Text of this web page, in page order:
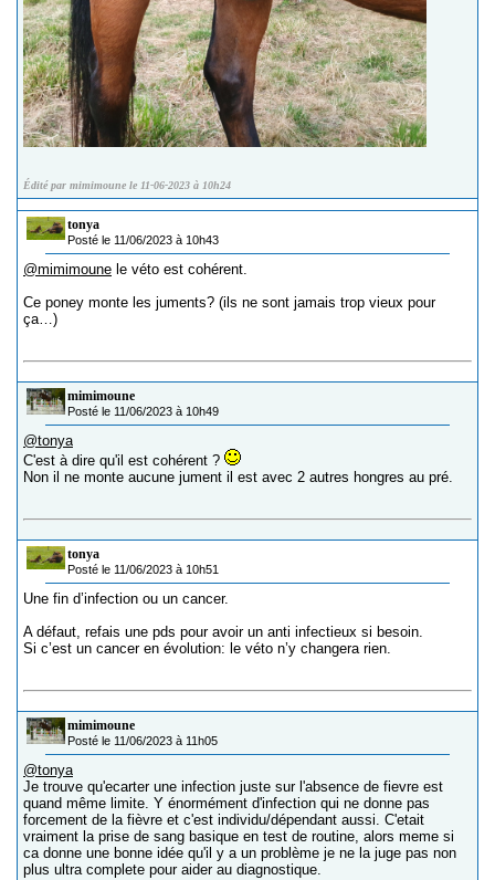
Édité par mimimoune le 11-06-2023 à 10h24
tonya
Posté le 11/06/2023 à 10h43
@mimimoune le véto est cohérent.
Ce poney monte les juments? (ils ne sont jamais trop vieux pour
ça…)
mimimoune
Posté le 11/06/2023 à 10h49
@tonya
C'est à dire qu'il est cohérent ?
Non il ne monte aucune jument il est avec 2 autres hongres au pré.
tonya
Posté le 11/06/2023 à 10h51
Une fin d’infection ou un cancer.
A défaut, refais une pds pour avoir un anti infectieux si besoin.
Si c’est un cancer en évolution: le véto n’y changera rien.
mimimoune
Posté le 11/06/2023 à 11h05
@tonya
Je trouve qu'ecarter une infection juste sur l'absence de fievre est
quand même limite. Y énormément d'infection qui ne donne pas
forcement de la fièvre et c'est individu/dépendant aussi. C'etait
vraiment la prise de sang basique en test de routine, alors meme si
ca donne une bonne idée qu'il y a un problème je ne la juge pas non
plus ultra complete pour aider au diagnostique.